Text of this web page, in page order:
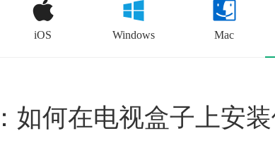
iOS Windows Mac
如何在电视盒子上安